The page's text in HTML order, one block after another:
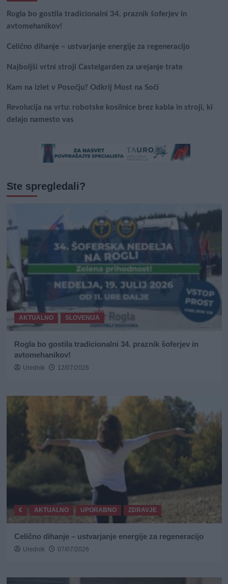
Rogla bo gostila tradicionalni 34. praznik šoferjev in
avtomehanikov!
Celično dihanje – ustvarjanje energije za regeneracijo
Najboljši vrtni stroji Castelgarden za urejanje trate
Kam na izlet v Posočju? Odkrij Most na Soči
Revolucija na vrtu: robotske kosilnice brez kabla in stroji, ki
delajo namesto vas
Ste spregledali?
AKTUALNO SLOVENIJA
Rogla bo gostila tradicionalni 34. praznik šoferjev in
avtomehanikov!
Urednik 12/07/2026
€ AKTUALNO UPORABNO ZDRAVJE
Celično dihanje – ustvarjanje energije za regeneracijo
Urednik 07/07/2026